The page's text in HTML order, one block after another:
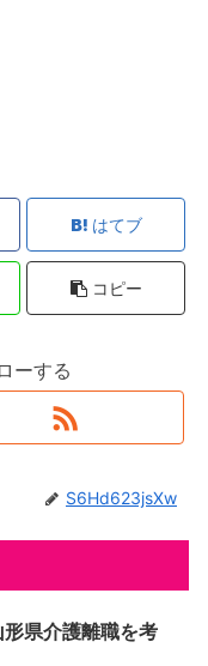
はてブ
コピー
ーする
S6Hd623jsXw
県介護離職を考